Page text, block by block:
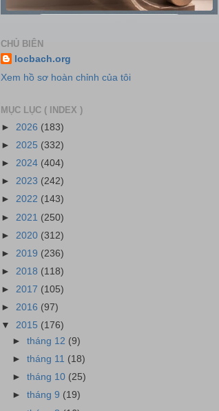
CHỦ BIÊN
locbach.org
Xem hồ sơ hoàn chỉnh của tôi
MỤC LỤC ( INDEX )
► 2026 (183)
► 2025 (332)
► 2024 (404)
► 2023 (242)
► 2022 (143)
► 2021 (250)
► 2020 (312)
► 2019 (236)
► 2018 (118)
► 2017 (105)
► 2016 (97)
▼ 2015 (176)
►tháng 12 (9)
►tháng 11 (18)
►tháng 10 (25)
►tháng 9 (19)